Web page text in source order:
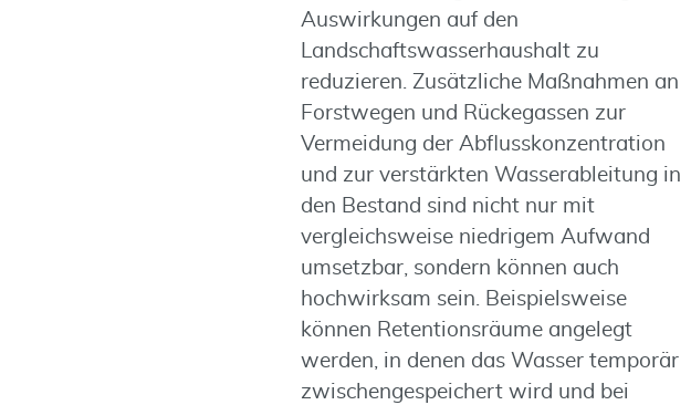
Auswirkungen auf den
Landschaftswasserhaushalt zu
reduzieren. Zusätzliche Maßnahmen an
Forstwegen und Rückegassen zur
Vermeidung der Abflusskonzentration
und zur verstärkten Wasserableitung in
den Bestand sind nicht nur mit
vergleichsweise niedrigem Aufwand
umsetzbar, sondern können auch
hochwirksam sein. Beispielsweise
können Retentionsräume angelegt
werden, in denen das Wasser temporär
zwischengespeichert wird und bei